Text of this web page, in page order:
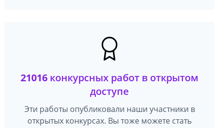
21016 конкурсных работ в открытом
доступе
Эти работы опубликовали наши участники в
открытых конкурсах. Вы тоже можете стать